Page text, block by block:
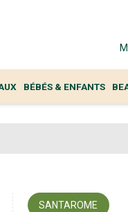
BÉBÉS & ENFANTS
SANTAROME